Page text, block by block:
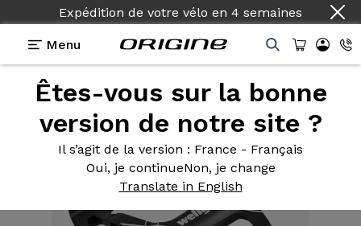
Expédition de votre vélo en 4 semaines
Menu
Êtes-vous sur la bonne
version de notre site ?
Il s’agit de la version : France - Français
Oui, je continueNon, je change
Translate in English
Equipements>Pédales >B187 Offroad